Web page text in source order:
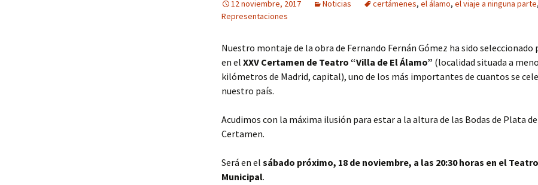
Año 2015
Año 2014
Año 2012
12 noviembre, 2017 Noticias certámenes, el álamo, el viaje a ninguna parte,
Representaciones
Nuestro montaje de la obra de Fernando Fernán Gómez ha sido seleccionado
en el XXV Certamen de Teatro “Villa de El Álamo” (localidad situada a
kilómetros de Madrid, capital), uno de los más importantes de cuantos se
nuestro país.
Acudimos con la máxima ilusión para estar a la altura de las Bodas de Plata
Certamen.
Será en el sábado próximo, 18 de noviembre, a las 20:30 horas en el Teatro
Municipal.